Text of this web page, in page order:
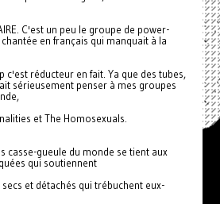
C'est un peu le groupe de power-
en français qui manquait à la
c'est réducteur en fait. Ya que des tubes,
sérieusement penser à mes groupes
et The Homosexuals.
casse-gueule du monde se tient aux
qui soutiennent
et détachés qui trébuchent eux-